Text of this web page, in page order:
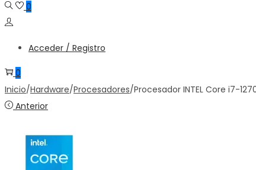
0
Acceder / Registro
0
Inicio/Hardware/Procesadores/Procesador INTEL Core i7-
Anterior